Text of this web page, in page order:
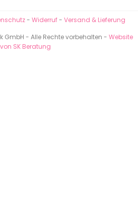
- Widerruf- Versand & Lieferung
GmbH - Alle Rechte vorbehalten - Website
von SK Beratung